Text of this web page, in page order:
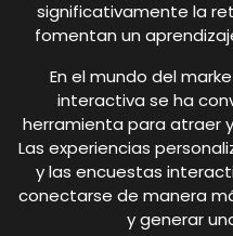
significativamente la
fomentan un
En el mundo del
interactiva se ha
herramienta para atraer
Las experiencias
y las encuestas
conectarse de manera
y generar